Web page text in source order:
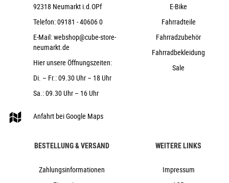
92318 Neumarkt i.d.OPf
Telefon:09181 - 40606 0
E-Mail:webshop@cube-store-
neumarkt.de
Hier unsere Öffnungszeiten:
Di. – Fr.: 09.30 Uhr – 18 Uhr
Sa.: 09.30 Uhr – 16 Uhr
Anfahrt bei Google Maps
E-Bike
Fahrradteile
Fahrradzubehör
Fahrradbekleidung
Sale
BESTELLUNG & VERSAND
Zahlungsinformationen
WEITERE LINKS
Impressum